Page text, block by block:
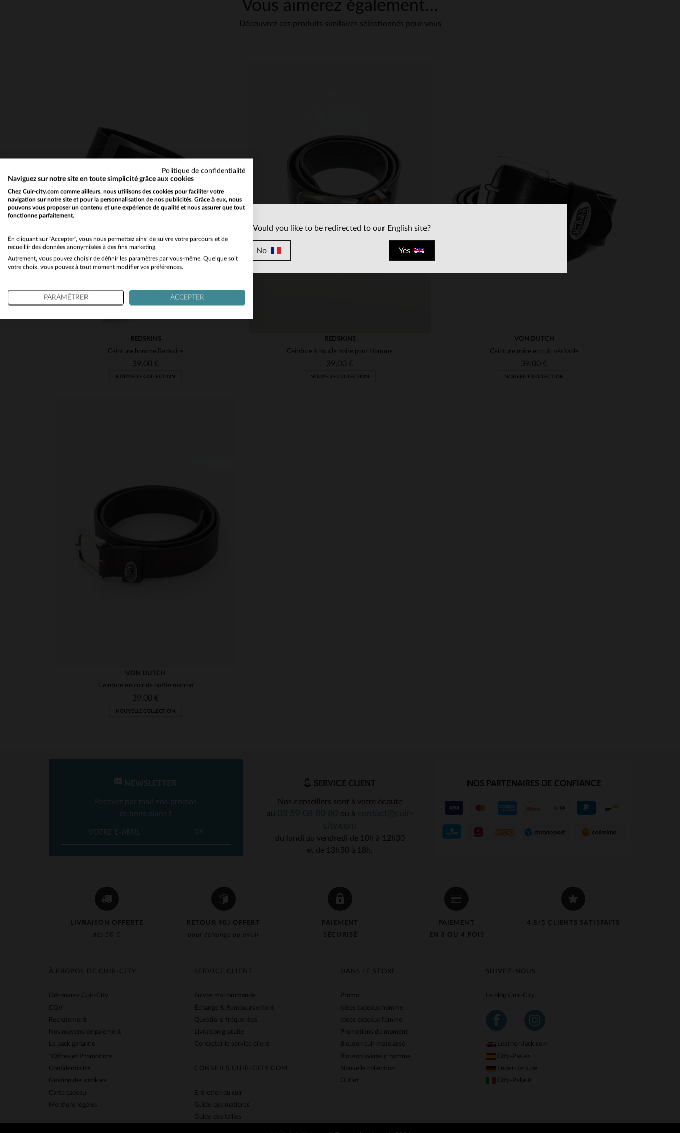
notre rubrique entretien
Vous aimerez également…
Découvrez ces produits similaires sélectionnés pour vous
REDSKINS
Ceinture homme Redskins
39,00 €
NOUVELLE COLLECTION
REDSKINS
Ceinture à boucle noire pour Homme
39,00 €
NOUVELLE COLLECTION
VON DUTCH
Ceinture noire en cuir véritable
39,00 €
NOUVELLE COLLECTION
VON DUTCH
Ceinture en cuir de buffle marron
39,00 €
NOUVELLE COLLECTION
LIVRAISON OFFERTE
dès 50 €
RETOUR 90J OFFERT
pour échange ou avoir
PAIEMENT
SÉCURISÉ
PAIEMENT
EN 3 OU 4 FOIS
4,8/5 CLIENTS SATISFAITS
NEWSLETTER
Recevez par mail nos promos
et bons plans !
OK
SERVICE CLIENT
Nos conseillers sont à votre écoute
au
ou à
du lundi au vendredi de 10h à 12h30
et de 13h30 à 18h.
NOS PARTENAIRES DE CONFIANCE
SUIVEZ-NOUS
Le blog Cuir-City
Leather-Jack.com
City-Piel.es
Leder-Jack.de
City-Pelle.it
SERVICE CLIENT
Suivre ma commande
Échange & Remboursement
Questions fréquentes
Livraison gratuite
Contacter le service client
CONSEILS CUIR-CITY.COM
Entretien du cuir
Guide des matières
Guide des tailles
DANS LE STORE
Promo
Idées cadeaux homme
Idées cadeaux femme
Promotions du moment
Blouson cuir matelassé
Blouson aviateur homme
Nouvelle collection
Outlet
À PROPOS DE CUIR-CITY
Découvrez Cuir-City
CGV
Recrutement
Nos moyens de paiement
Le pack garantie
*Offres et Promotions
Confidentialité
Gestion des cookies
Carte cadeau
Mentions légales
Would you like to be redirected to our English site?
No Yes
Politique de confidentialité
Naviguez sur notre site en toute simplicité grâce aux cookies
Chez Cuir-city.com comme ailleurs, nous utilisons des cookies pour faciliter votre
navigation sur notre site et pour la personnalisation de nos publicités. Grâce à eux, nous
pouvons vous proposer un contenu et une expérience de qualité et nous assurer que tout
fonctionne parfaitement.
En cliquant sur "Accepter", vous nous permettez ainsi de suivre votre parcours et de
recueillir des données anonymisées à des fins marketing.
Autrement, vous pouvez choisir de définir les paramètres par vous-même. Quelque soit
votre choix, vous pouvez à tout moment modifier vos préférences.
PARAMÉTRER ACCEPTER